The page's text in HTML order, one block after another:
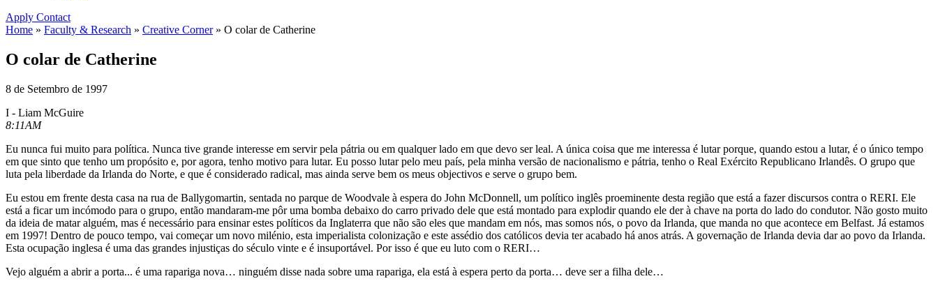
Apply Contact
Home » Faculty & Research » Creative Corner» O colar de Catherine
O colar de Catherine
8 de Setembro de 1997
I - Liam McGuire
8:11AM
Eu nunca fui muito para política. Nunca tive grande interesse em servir pela pátria ou em qualquer lado em que devo ser leal. A única coisa que me interessa é lutar porque, quando estou a lutar, é o único tempo
em que sinto que tenho um propósito e, por agora, tenho motivo para lutar. Eu posso lutar pelo meu país, pela minha versão de nacionalismo e pátria, tenho o Real Exército Republicano Irlandês. O grupo que
luta pela liberdade da Irlanda do Norte, e que é considerado radical, mas ainda serve bem os meus objectivos e serve o grupo bem.
Eu estou em frente desta casa na rua de Ballygomartin, sentada no parque de Woodvale à espera do John McDonnell, um político inglês proeminente desta região que está a fazer discursos contra o RERI. Ele
está a ficar um incómodo para o grupo, então mandaram-me pôr uma bomba debaixo do carro privado dele que está montado para explodir quando ele der à chave na porta do lado do condutor. Não gosto muito
da ideia de matar alguém, mas é necessário para ensinar estes políticos da Inglaterra que não são eles que mandam em nós, mas somos nós, o povo da Irlanda, que manda no que acontece em Belfast. Já estamos
em 1997! Dentro de pouco tempo, vai começar um novo milénio, esta imperialista colonização e este assédio dos católicos devia ter acabado há anos atrás. A governação de Irlanda devia dar ao povo da Irlanda.
Esta ocupação inglesa é uma das grandes injustiças do século vinte e é insuportável. Por isso é que eu luto com o RERI…
Vejo alguém a abrir a porta... é uma rapariga nova… ninguém disse nada sobre uma rapariga, ela está à espera perto da porta… deve ser a filha dele…